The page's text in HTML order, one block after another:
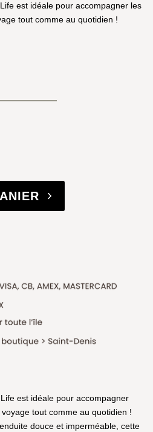
est idéale pour accompagner les
tout comme au quotidien !
est idéale pour accompagner
tout comme au quotidien !
douce et imperméable, cette